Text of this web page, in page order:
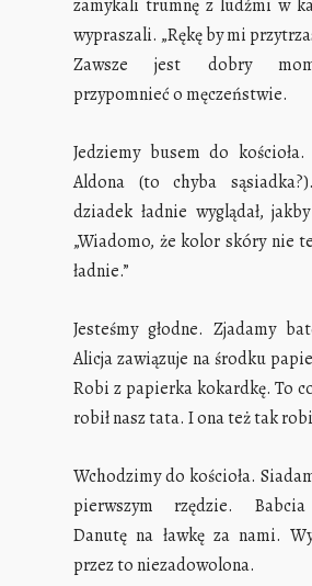
zamykali trumnę z ludźmi w
wypraszali. „Rękę by mi
Zawsze jest dobry
przypomnieć o męczeństwie.
Jedziemy busem do
Aldona (to chyba
dziadek ładnie wyglądał,
„Wiadomo, że kolor skóry nie
ładnie.”
Jesteśmy głodne. Zjadamy
Alicja zawiązuje na środku
Robi z papierka kokardkę. To
robił nasz tata. I ona też tak
Wchodzimy do kościoła.
pierwszym rzędzie. Babcia
Danutę na ławkę za nami.
przez to niezadowolona.